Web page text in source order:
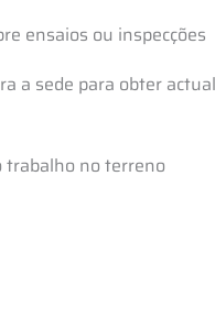
ensaios ou inspecções
a sede para obter
trabalho no terreno